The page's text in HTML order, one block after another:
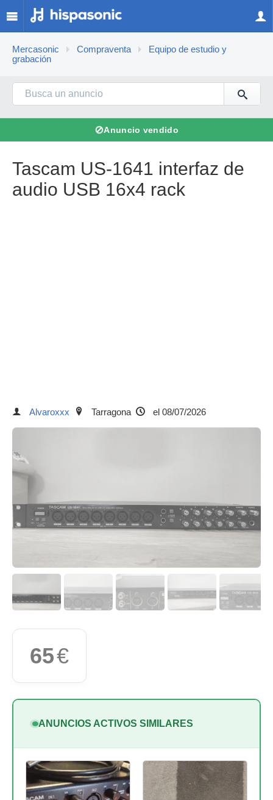
Mercasonic Compraventa
Equipo de estudio y
grabación
⊘Anuncio vendido
Tascam US-1641 interfaz de
audio USB 16x4 rack
Alvaroxxx Tarragona el 08/07/2026
65€
ANUNCIOS ACTIVOS SIMILARES